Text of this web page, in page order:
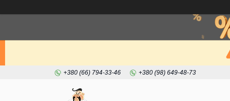
+380 (66) 794-33-46 +380 (98) 649-48-73